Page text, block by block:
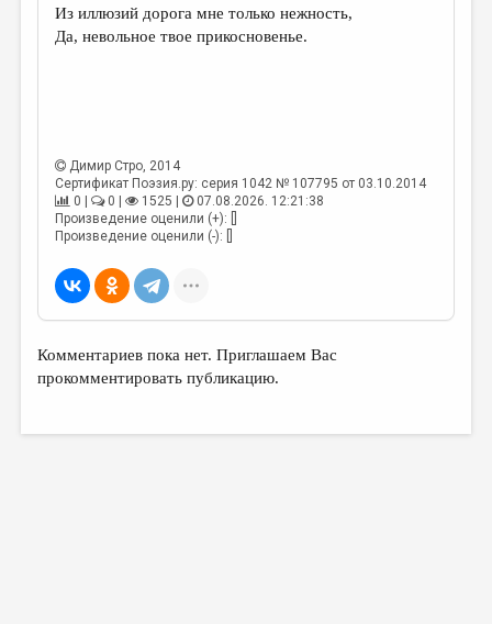
КОЛОНКА РЕДАКТОРА
ЭССЕИСТИКА
ЛИТЕРАТУРОВЕДЕНИЕ
ПУБЛИЦИСТИКА
ЦИКЛЫ ПУБЛИКАЦИЙ
Из иллюзий дорога мне только нежность,
Да, невольное твое прикосновенье.
Димир Стро, 2014
Сертификат Поэзия.ру: серия 1042 № 107795 от 03.10.2014
0 |
0 | 1525 |
07.08.2026. 12:21:38
Произведение оценили (+): []
Произведение оценили (-): []
Комментариев пока нет. Приглашаем Вас
прокомментировать публикацию.